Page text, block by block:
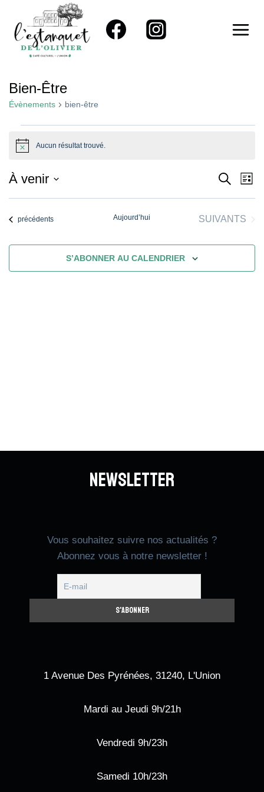
contenu
Bien-Être
Évènements bien-être
Évènements
Notice Aucun résultat trouvé.
Et
Vues
De
À venir
Sélectionnez
Évènements
précédents Aujourd’hui SUIVANTS
S’ABONNER AU CALENDRIER
Newsletter
Vous souhaitez suivre nos actualités ?
Abonnez vous à notre newsletter !
1 Avenue Des Pyrénées, 31240, L'Union
Mardi au Jeudi 9h/21h
Vendredi 9h/23h
Samedi 10h/23h